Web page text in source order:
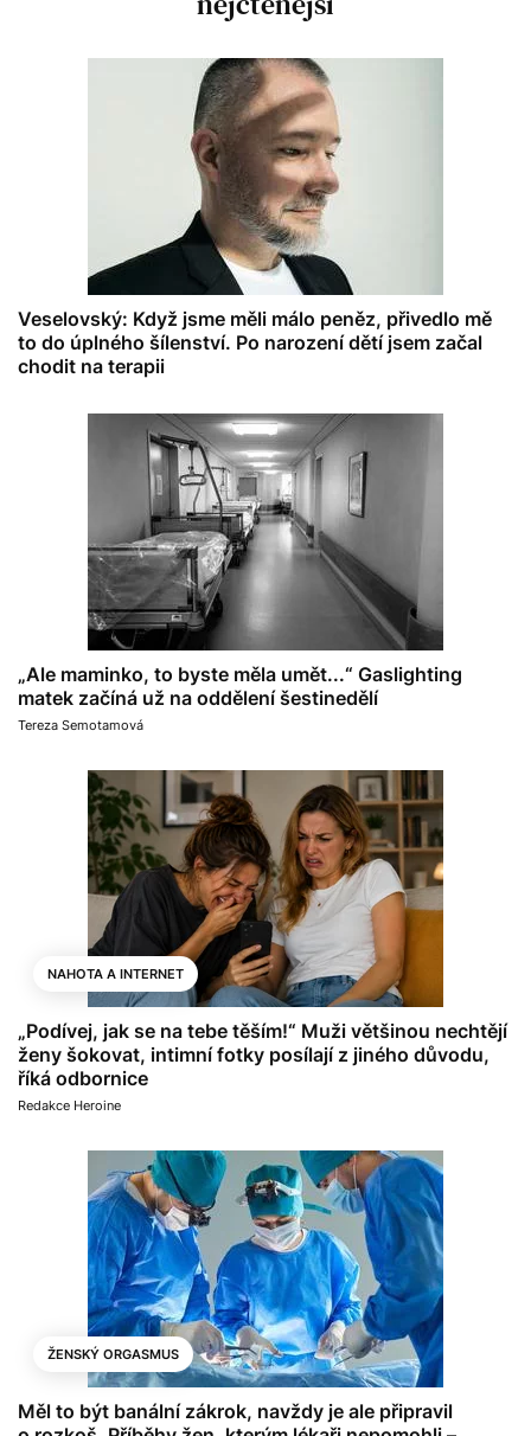
Veselovský: Když jsme měli málo peněz, přivedlo mě
to do úplného šílenství. Po narození dětí jsem začal
chodit na terapii
„Ale maminko, to byste měla umět...“ Gaslighting
matek začíná už na oddělení šestinedělí
Tereza Semotamová
NAHOTA A INTERNET
„Podívej, jak se na tebe těším!“ Muži většinou nechtějí
ženy šokovat, intimní fotky posílají z jiného důvodu,
říká odbornice
Redakce Heroine
ŽENSKÝ ORGASMUS
Měl to být banální zákrok, navždy je ale připravil